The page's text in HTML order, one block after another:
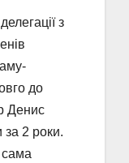
з
до
Денис
за 2 роки.
сама